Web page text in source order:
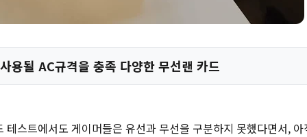
용될 AC규격을 충족 다양한 무선랜 카드
스트에서도 게이머들은 유선과 무선을 구분하지 못했다면서,